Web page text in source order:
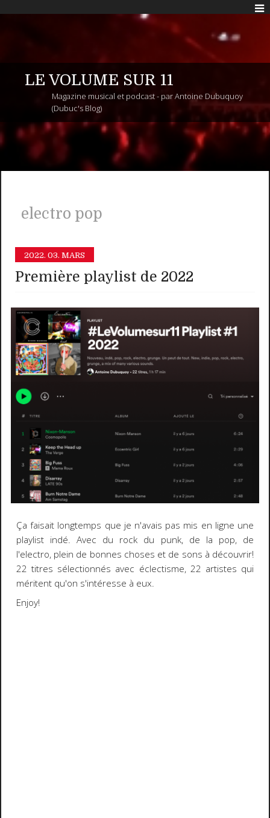
LE VOLUME SUR 11
Magazine musical et podcast - par Antoine Dubuquoy
(Dubuc's Blog)
electro pop
2022. 03. MARS
Première playlist de 2022
Ça faisait longtemps que je n'avais pas mis en ligne une
playlist indé. Avec du rock du punk, de la pop, de
l'electro, plein de bonnes choses et de sons à découvrir!
22 titres sélectionnés avec éclectisme, 22 artistes qui
méritent qu'on s'intéresse à eux.
Enjoy!